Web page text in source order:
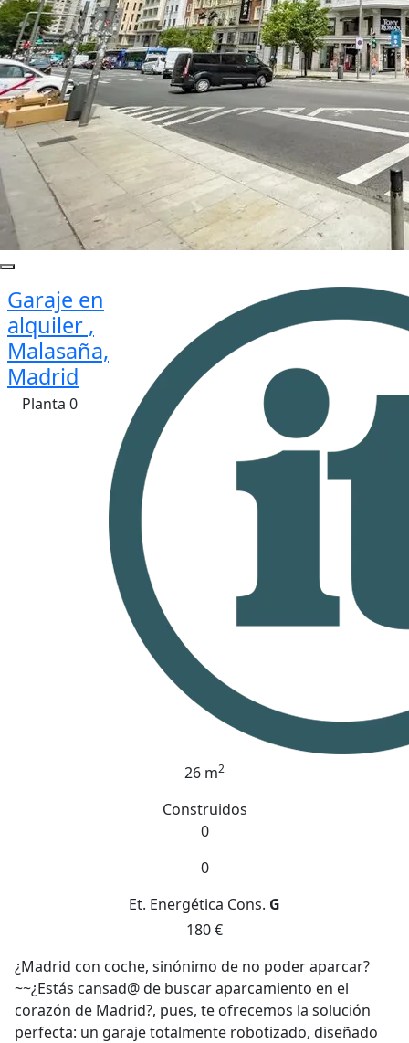
Garaje en
alquiler ,
Malasaña,
Madrid
Planta 0
26 m2
Construidos
0
0
Et. Energética Cons. G
180 €
¿Madrid con coche, sinónimo de no poder aparcar?
~~¿Estás cansad@ de buscar aparcamiento en el
corazón de Madrid?, pues, te ofrecemos la solución
perfecta: un garaje totalmente robotizado, diseñado